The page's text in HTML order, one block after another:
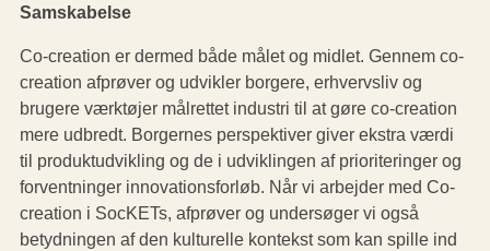
Samskabelse
Co-creation er dermed både målet og midlet. Gennem co-
creation afprøver og udvikler borgere, erhvervsliv og
brugere værktøjer målrettet industri til at gøre co-creation
mere udbredt. Borgernes perspektiver giver ekstra værdi
til produktudvikling og de i udviklingen af prioriteringer og
forventninger innovationsforløb. Når vi arbejder med Co-
creation i SocKETs, afprøver og undersøger vi også
betydningen af den kulturelle kontekst som kan spille ind